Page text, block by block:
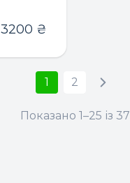
3200 ₴
1 2
Показано 1–25 із 37